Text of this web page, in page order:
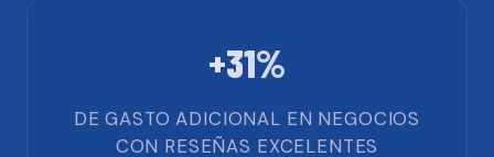
+31%
DE GASTO ADICIONAL EN NEGOCIOS
CON RESEÑAS EXCELENTES